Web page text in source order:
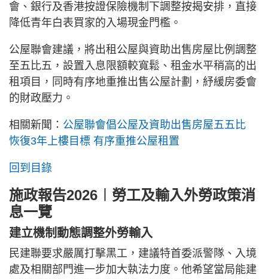
會、銀行及香港按證保險機制下調整按揭安排，直接
降低青年白表買家的入場現金門檻。
公屋聯會建議，將出租公屋與資助出售房屋比例調整
至五比五，設置入息限額較寬鬆、租金水平稍高的出
租項目，同時有序地重推出售公屋計劃，紓緩房委會
的財政壓力。
相關新聞： 公屋聯會倡公屋及資助出售房屋五五比
恢復3年上樓目標 有序重推公屋租置
回到目錄
施政報告2026︱勞工及輸入外勞政策消
息一覽
建立機制動態調整外勞輸入
民建聯要求嚴厲打擊黑工，建議特首委派警隊、入境
處及相關部門進一步加大執法力度。他希望當局能建